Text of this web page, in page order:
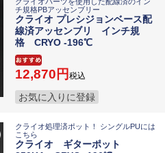
チ規格PBアッセンブリー
クライオ プレシジョンベース配
線済アッセンブリ インチ規
格 CRYO -196℃
12,870 税込
お気に入りに登録
クライオ処理済ポット！ シングルPUには
こちら
クライオ ギターポット